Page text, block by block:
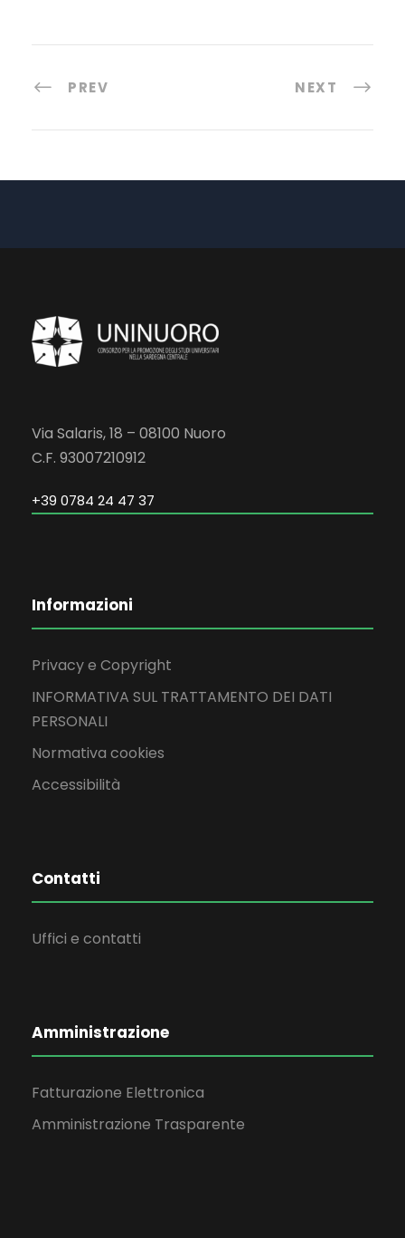
PREV NEXT
Via Salaris, 18 – 08100 Nuoro
C.F. 93007210912
+39 0784 24 47 37
Informazioni
Privacy e Copyright
INFORMATIVA SUL TRATTAMENTO DEI DATI
PERSONALI
Normativa cookies
Accessibilità
Contatti
Uffici e contatti
Amministrazione
Fatturazione Elettronica
Amministrazione Trasparente